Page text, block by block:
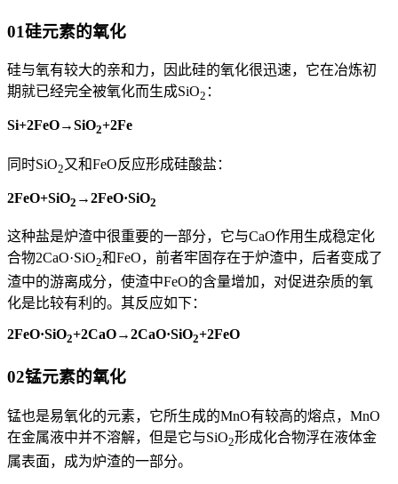
01硅元素的氧化
硅与氧有较大的亲和力，因此硅的氧化很迅速，它在冶炼初
期就已经完全被氧化而生成SiO2 ：
Si+2FeO→SiO2+2Fe
同时SiO2又和FeO反应形成硅酸盐：
2FeO+SiO2 →2FeO·SiO2
这种盐是炉渣中很重要的一部分，它与CaO作用生成稳定化
合物2CaO·SiO2和FeO，前者牢固存在于炉渣中，后者变成了
渣中的游离成分，使渣中FeO的含量增加，对促进杂质的氧
化是比较有利的。其反应如下：
2FeO·SiO2+2CaO→2CaO·SiO2+2FeO
02锰元素的氧化
锰也是易氧化的元素，它所生成的MnO有较高的熔点，MnO
在金属液中并不溶解，但是它与SiO2形成化合物浮在液体金
属表面，成为炉渣的一部分。